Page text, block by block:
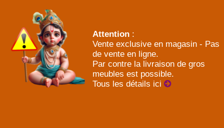
Attention :
Vente exclusive en magasin - Pas
de vente en ligne.
Par contre la livraison de gros
meubles est possible.
Tous les détails ici